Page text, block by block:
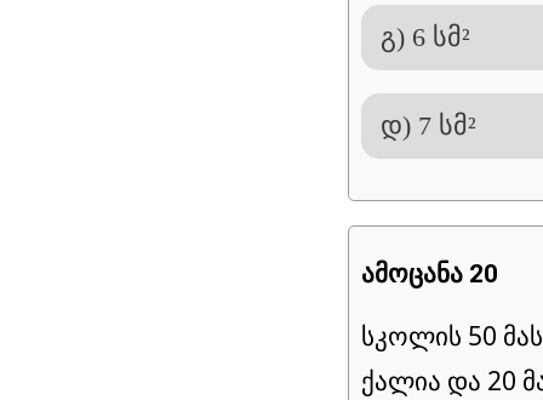
გ) 6 სმ²
დ) 7 სმ²
ამოცანა 20
სკოლის 50
ქალია და 20